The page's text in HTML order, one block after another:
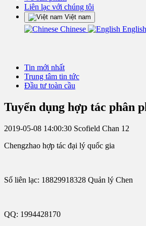
Liên lạc với chúng tôi
Việt nam
Chinese English
Tin mới nhất
Trung tâm tin tức
Đầu tư toàn cầu
Tuyển dụng hợp tác phân
2019-05-08 14:00:30 Scofield Chan 12
Chengzhao hợp tác đại lý quốc gia
Số liên lạc: 18829918328 Quản lý Chen
QQ: 1994428170